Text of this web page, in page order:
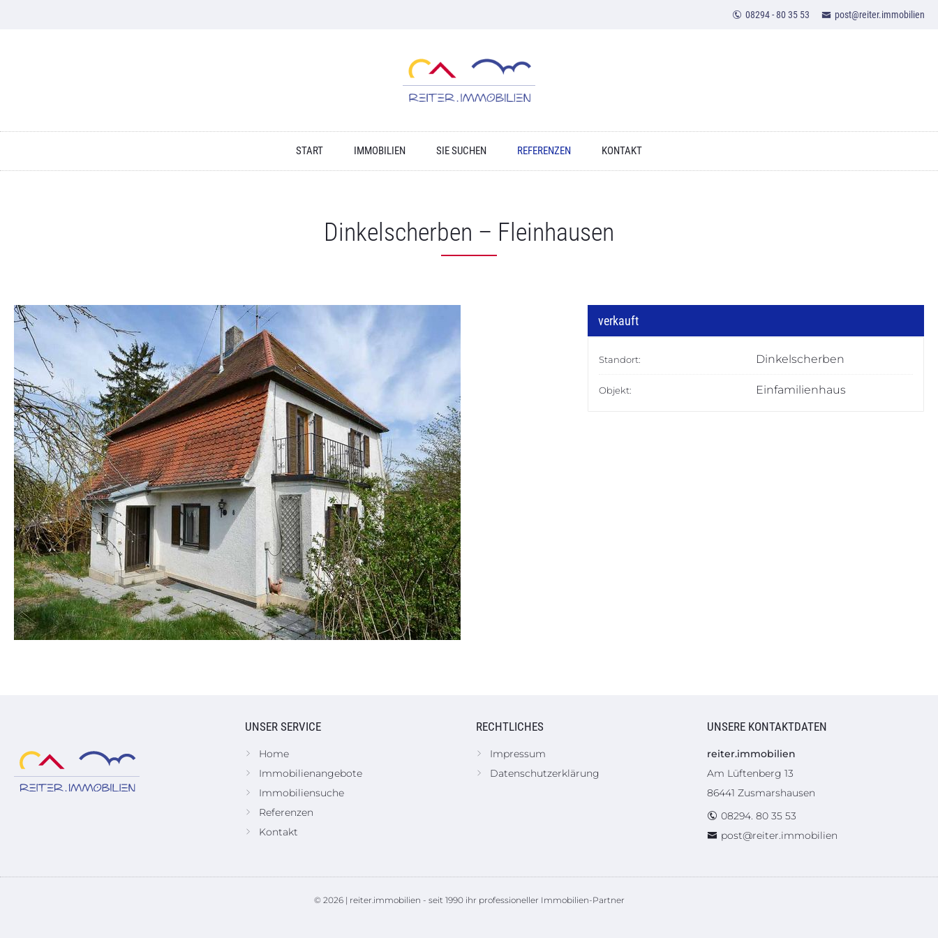
08294 - 80 35 53 post@reiter.immobilien
START IMMOBILIEN SIE SUCHEN REFERENZEN KONTAKT
Dinkelscherben – Fleinhausen
verkauft
Standort: Dinkelscherben
Objekt: Einfamilienhaus
UNSER SERVICE
Home
Immobilienangebote
Immobiliensuche
Referenzen
Kontakt
RECHTLICHES
Impressum
Datenschutzerklärung
UNSERE KONTAKTDATEN
reiter.immobilien
Am Lüftenberg 13
86441 Zusmarshausen
08294. 80 35 53
post@reiter.immobilien
© 2026 | reiter.immobilien - seit 1990 ihr professioneller Immobilien-Partner